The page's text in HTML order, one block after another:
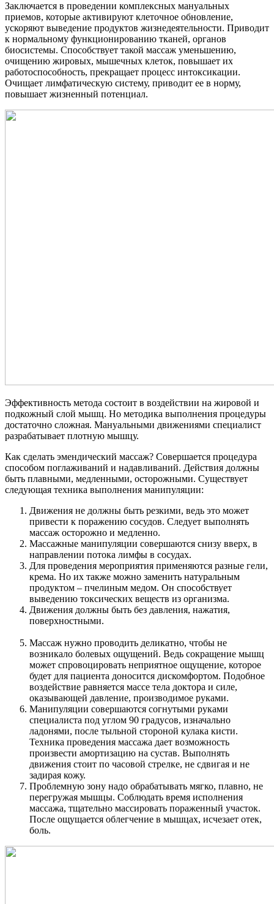
Заключается в проведении комплексных мануальных
приемов, которые активируют клеточное обновление,
ускоряют выведение продуктов жизнедеятельности. Приводит
к нормальному функционированию тканей, органов
биосистемы. Способствует такой массаж уменьшению,
очищению жировых, мышечных клеток, повышает их
работоспособность, прекращает процесс интоксикации.
Очищает лимфатическую систему, приводит ее в норму,
повышает жизненный потенциал.
Эффективность метода состоит в воздействии на жировой и
подкожный слой мышц. Но методика выполнения процедуры
достаточно сложная. Мануальными движениями специалист
разрабатывает плотную мышцу.
Как сделать эмендический массаж? Совершается процедура
способом поглаживаний и надавливаний. Действия должны
быть плавными, медленными, осторожными. Существует
следующая техника выполнения манипуляции:
Движения не должны быть резкими, ведь это может
привести к поражению сосудов. Следует выполнять
массаж осторожно и медленно.
Массажные манипуляции совершаются снизу вверх, в
направлении потока лимфы в сосудах.
Для проведения мероприятия применяются разные гели,
крема. Но их также можно заменить натуральным
продуктом – пчелиным медом. Он способствует
выведению токсических веществ из организма.
Движения должны быть без давления, нажатия,
поверхностными.
Массаж нужно проводить деликатно, чтобы не
возникало болевых ощущений. Ведь сокращение мышц
может спровоцировать неприятное ощущение, которое
будет для пациента доносится дискомфортом. Подобное
воздействие равняется массе тела доктора и силе,
оказывающей давление, производимое руками.
Манипуляции совершаются согнутыми руками
специалиста под углом 90 градусов, изначально
ладонями, после тыльной стороной кулака кисти.
Техника проведения массажа дает возможность
произвести амортизацию на сустав. Выполнять
движения стоит по часовой стрелке, не сдвигая и не
задирая кожу.
Проблемную зону надо обрабатывать мягко, плавно, не
перегружая мышцы. Соблюдать время исполнения
массажа, тщательно массировать пораженный участок.
После ощущается облегчение в мышцах, исчезает отек,
боль.